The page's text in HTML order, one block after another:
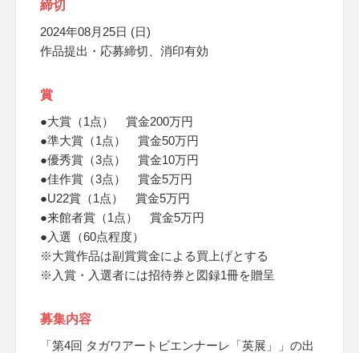
締切
2024年08月25日 (日)
作品提出・応募締切、消印有効
賞
●大賞（1点） 賞金200万円
●準大賞（1点） 賞金50万円
●優秀賞（3点） 賞金10万円
●佳作賞（3点） 賞金5万円
●U22賞（1点） 賞金5万円
●来館者賞（1点） 賞金5万円
●入選（60点程度）
※大賞作品は副賞賞金による買上げとする
※入賞・入選者には招待券と図録1冊を贈呈
募集内容
「第4回 タガワアートビエンナーレ「英展」」の出